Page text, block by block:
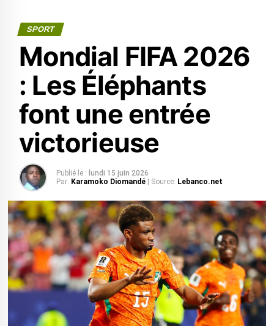
SPORT
Mondial FIFA 2026
: Les Éléphants
font une entrée
victorieuse
Publié le : lundi 15 juin 2026
Par: Karamoko Diomandé | Source: Lebanco.net